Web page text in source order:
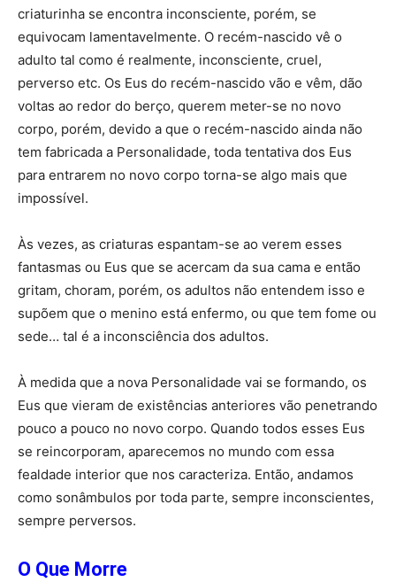
criaturinha se encontra inconsciente, porém, se
equivocam lamentavelmente. O recém-nascido vê o
adulto tal como é realmente, inconsciente, cruel,
perverso etc. Os Eus do recém-nascido vão e vêm, dão
voltas ao redor do berço, querem meter-se no novo
corpo, porém, devido a que o recém-nascido ainda não
tem fabricada a Personalidade, toda tentativa dos Eus
para entrarem no novo corpo torna-se algo mais que
impossível.
Às vezes, as criaturas espantam-se ao verem esses
fantasmas ou Eus que se acercam da sua cama e então
gritam, choram, porém, os adultos não entendem isso e
supõem que o menino está enfermo, ou que tem fome ou
sede… tal é a inconsciência dos adultos.
À medida que a nova Personalidade vai se formando, os
Eus que vieram de existências anteriores vão penetrando
pouco a pouco no novo corpo. Quando todos esses Eus
se reincorporam, aparecemos no mundo com essa
fealdade interior que nos caracteriza. Então, andamos
como sonâmbulos por toda parte, sempre inconscientes,
sempre perversos.
O Que Morre